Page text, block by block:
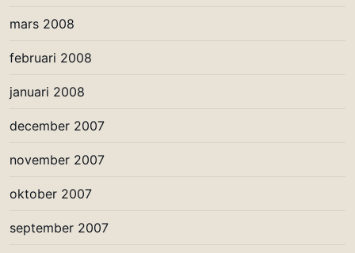
mars 2008
februari 2008
januari 2008
december 2007
november 2007
oktober 2007
september 2007